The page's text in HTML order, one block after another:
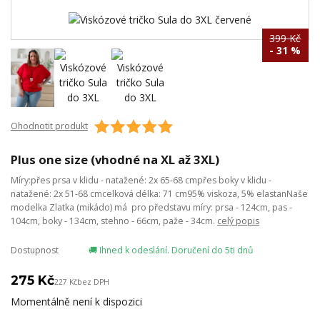
399 Kč
- 31 %
Ohodnotit produkt
Plus one size (vhodné na XL až 3XL)
Míry:přes prsa v klidu - natažené: 2x 65-68 cmpřes boky v klidu -
natažené: 2x 51-68 cmcelková délka: 71 cm95% viskoza, 5% elastanNaše
modelka Zlatka (mikádo) má pro představu míry: prsa - 124cm, pas -
104cm, boky - 134cm, stehno - 66cm, paže - 34cm. celý popis
Dostupnost 🚚 Ihned k odeslání. Doručení do 5ti dnů
275 Kč227 Kčbez DPH
Momentálně není k dispozici